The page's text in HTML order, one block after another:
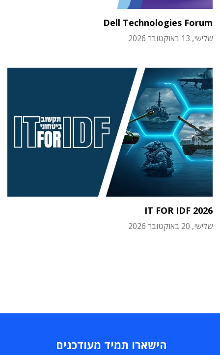
Dell Technologies Forum
שלישי, 13 באוקטובר 2026
IT FOR IDF 2026
שלישי, 20 באוקטובר 2026
הישארו תמיד מעודכנים